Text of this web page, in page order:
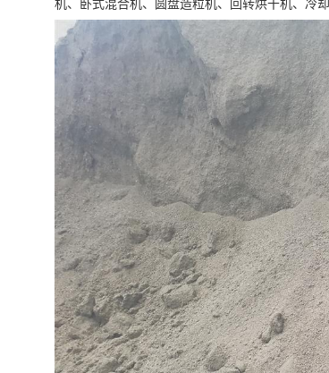
机、卧式混合机、圆盘造粒机、回转烘干机、冷